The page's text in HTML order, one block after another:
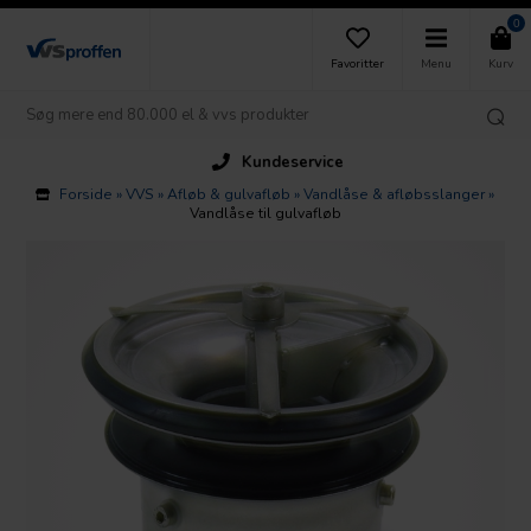
Favoritter Menu
0
Kurv
Kundeservice
Forside »VVS »Afløb & gulvafløb »Vandlåse & afløbsslanger »
Vandlåse til gulvafløb